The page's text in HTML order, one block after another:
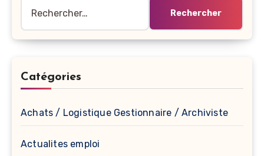
Catégories
Achats / Logistique Gestionnaire / Archiviste
Actualites emploi